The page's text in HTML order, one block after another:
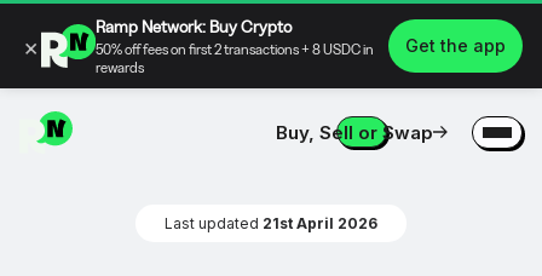
Buy, Sell or Swap
Last updated 21st April 2026
×
Ramp Network: Buy Crypto
50% off fees on first 2 transactions + 8 USDC in
rewards
Get the app